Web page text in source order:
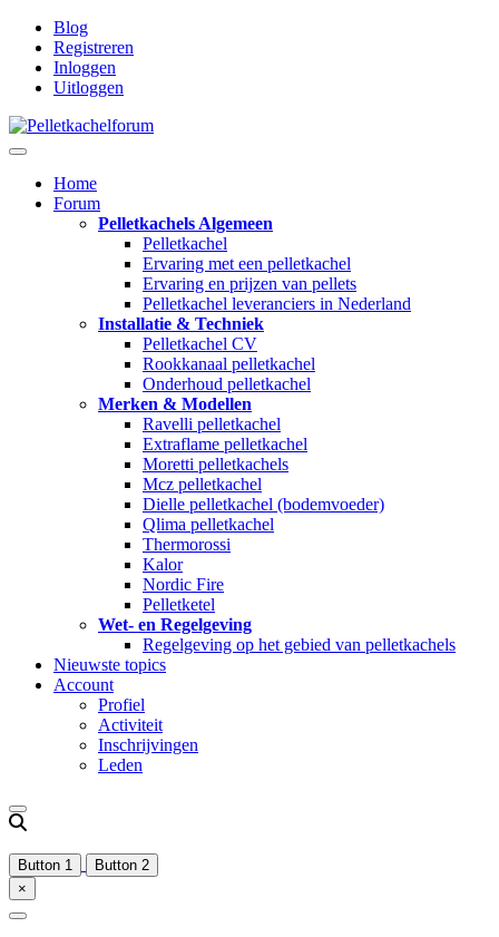
Blog
Registreren
Inloggen
Uitloggen
Home
Forum
Pelletkachels Algemeen
Pelletkachel
Ervaring met een pelletkachel
Ervaring en prijzen van pellets
Pelletkachel leveranciers in Nederland
Installatie & Techniek
Pelletkachel CV
Rookkanaal pelletkachel
Onderhoud pelletkachel
Merken & Modellen
Ravelli pelletkachel
Extraflame pelletkachel
Moretti pelletkachels
Mcz pelletkachel
Dielle pelletkachel (bodemvoeder)
Qlima pelletkachel
Thermorossi
Kalor
Nordic Fire
Pelletketel
Wet- en Regelgeving
Regelgeving op het gebied van pelletkachels
Nieuwste topics
Account
Profiel
Activiteit
Inschrijvingen
Leden
Button 1
Button 2
×